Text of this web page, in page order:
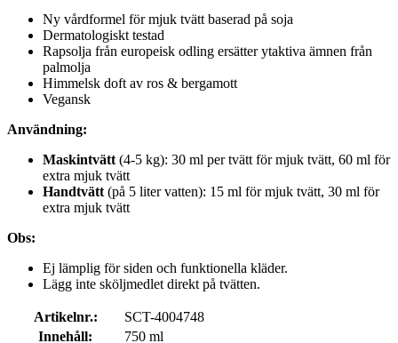
Ny vårdformel för mjuk tvätt baserad på soja
Dermatologiskt testad
Rapsolja från europeisk odling ersätter ytaktiva ämnen från
palmolja
Himmelsk doft av ros & bergamott
Vegansk
Användning:
Maskintvätt (4-5 kg): 30 ml per tvätt för mjuk tvätt, 60 ml för
extra mjuk tvätt
Handtvätt (på 5 liter vatten): 15 ml för mjuk tvätt, 30 ml för
extra mjuk tvätt
Obs:
Ej lämplig för siden och funktionella kläder.
Lägg inte sköljmedlet direkt på tvätten.
Artikelnr.:
SCT-4004748
Innehåll:
750 ml